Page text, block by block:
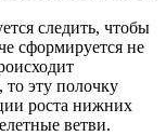
следить, чтобы
сформируется не
то эту полочку
роста нижних
ветви.